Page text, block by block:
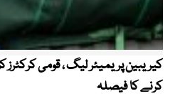
کرنے کا فیصلہ